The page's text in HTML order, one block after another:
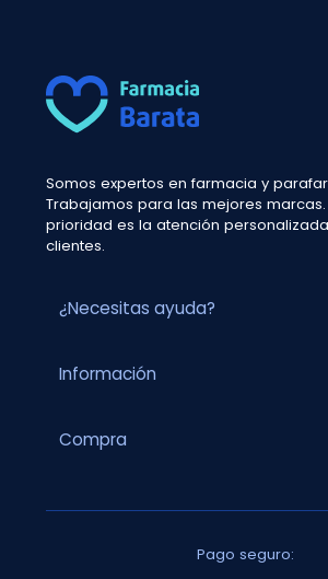
Somos expertos en farmacia y
Trabajamos para las mejores
prioridad es la atención
clientes.
¿Necesitas ayuda?
Información
Compra
Pago seguro: